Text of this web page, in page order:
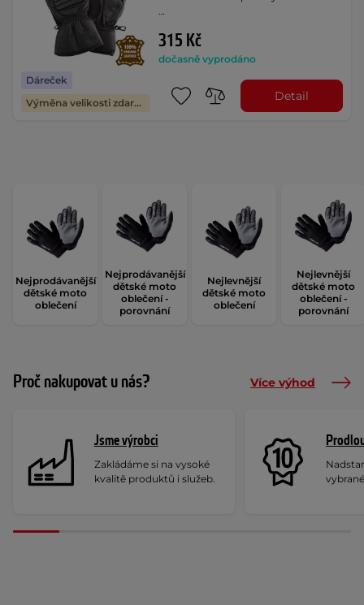
Dáreček
Výměna velikosti zdarma
…
315 Kč
dočasně vyprodáno
Detail
Nejprodávanější
dětské moto
oblečení
Nejprodávanější
dětské moto
oblečení -
porovnání
Nejlevnější
dětské moto
oblečení
Nejlevnější
dětské moto
oblečení -
porovnání
Proč nakupovat u nás? Více výhod
Jsme výrobci
Zakládáme si na vysoké
kvalitě produktů i služeb.